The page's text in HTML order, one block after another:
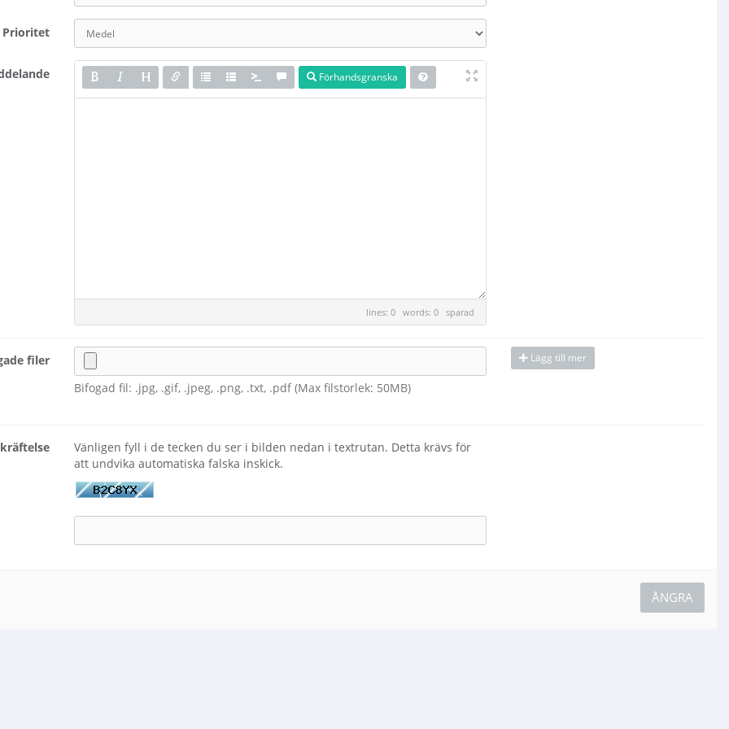
Prioritet
Förhandsgranska
lines: 0 words: 0 sparad
filer
Bifogad fil: .jpg, .gif, .jpeg, .png, .txt, .pdf (Max filstorlek: 50MB)
Lägg till mer
Vänligen fyll i de tecken du ser i bilden nedan i textrutan. Detta krävs för
att undvika automatiska falska inskick.
ÅNGRA